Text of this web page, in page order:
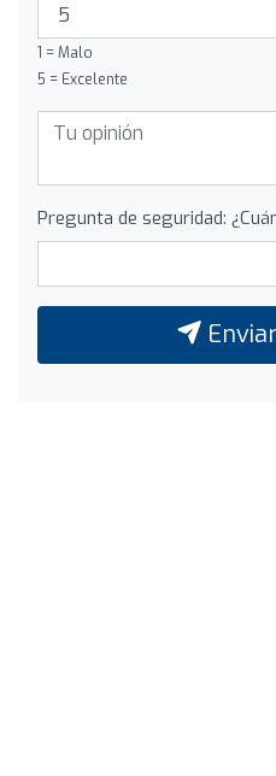
1 = Malo
5 = Excelente
Pregunta de seguridad: